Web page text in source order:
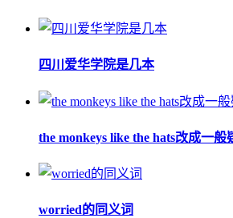
四川爱华学院是几本
the monkeys like the hats改成一般
worried的同义词